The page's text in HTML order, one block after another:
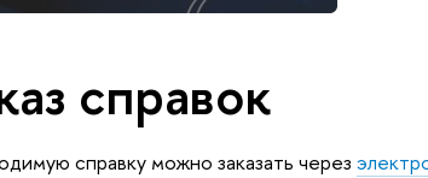
справок
справку можно заказать через